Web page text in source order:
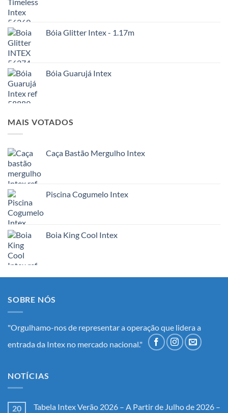
Bóia Glitter Intex - 1.17m
Bóia Guarujá Intex
MAIS VOTADOS
Caça Bastão Mergulho Intex
Piscina Cogumelo Intex
Boia King Cool Intex
SOBRE NÓS
"Orgulhamo-nos de representar a operação que lidera a
entrada da Intex no mercado nacional."
NOTÍCIAS
20
Tabela Intex Verão 2026 – A Partir de Julho de 2026 –